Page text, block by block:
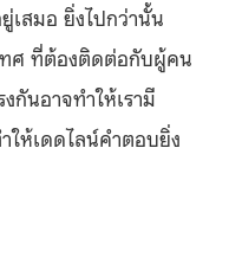
เสมอ ยิ่งไปกว่านั้น
ทศ ที่ต้องติดต่อกับผู้คน
กันอาจทำให้เรามี
ให้เดดไลน์คำตอบยิ่ง